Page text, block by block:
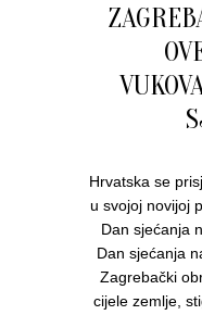
Hrvatska se
u svojoj novijoj
Dan sjećanja
Dan sjećanja
Zagrebački
cijele zemlje,